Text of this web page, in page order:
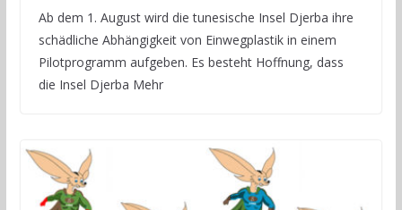
Ab dem 1. August wird die tunesische Insel Djerba ihre
schädliche Abhängigkeit von Einwegplastik in einem
Pilotprogramm aufgeben. Es besteht Hoffnung, dass
die Insel Djerba Mehr